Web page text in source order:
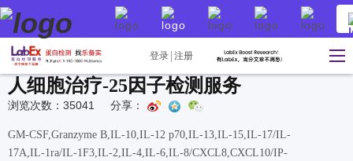
登录 注册
人细胞治疗-25因子检测服务
浏览次数：35041 分享：
GM-CSF,Granzyme B,IL-10,IL-12 p70,IL-13,IL-15,IL-17/IL-
17A,IL-1ra/IL-1F3,IL-2,IL-4,IL-6,IL-8/CXCL8,CXCL10/IP-